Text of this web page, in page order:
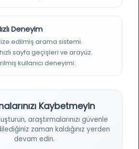
Deneyim
edilmiş arama sistemi.
sayfa geçişleri ve arayüz.
kullanıcı deneyimi.
Kaybetmeyin
araştırmalarınızı güvenle
zaman kaldığınız yerden
devam edin.